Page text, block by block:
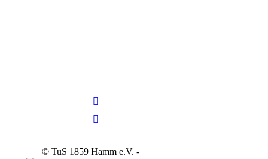
© TuS 1859 Hamm e.V. -